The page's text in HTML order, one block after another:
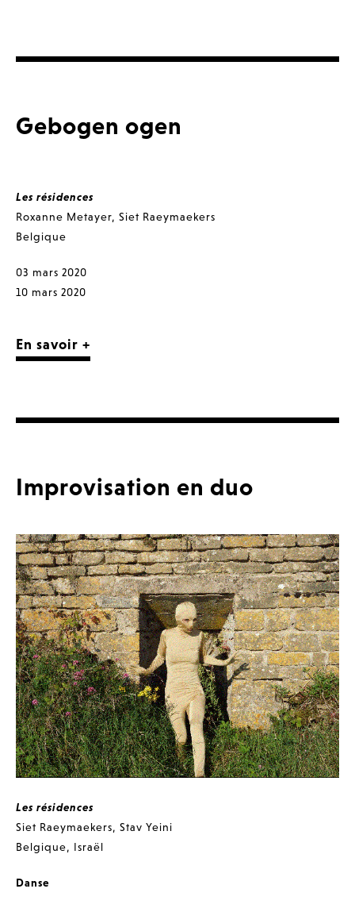
Gebogen ogen
Les résidences
Roxanne Metayer, Siet Raeymaekers
Belgique
03 mars 2020
10 mars 2020
En savoir +
Improvisation en duo
Les résidences
Siet Raeymaekers, Stav Yeini
Belgique, Israël
Danse